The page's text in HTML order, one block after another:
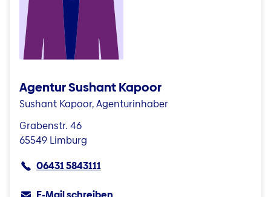
Agentur Sushant Kapoor
Sushant Kapoor, Agenturinhaber
Grabenstr. 46
65549 Limburg
06431 5843111